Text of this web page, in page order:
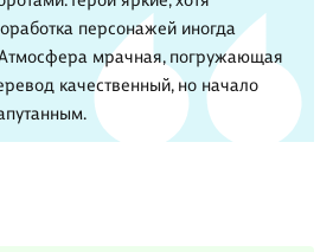
персонажей иногда
мрачная, погружающая
качественный, но начало